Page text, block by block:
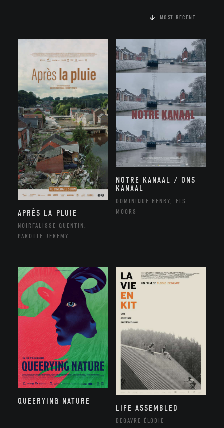
MOST RECENT
APRÈS LA PLUIE
NOIRFALISSE QUENTIN,
PAROTTE JEREMY
NOTRE KANAAL / ONS
KANAAL
DOMINIQUE HENRY, ELS
MOORS
QUEERYING NATURE
LIFE ASSEMBLED
DEGAVRE ÉLODIE